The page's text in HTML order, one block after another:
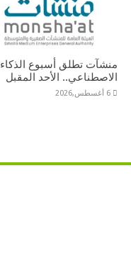
منشآت تطلق أسبوع الذكاء
الاصطناعي.. الأحد المقبل
6 أغسطس,2026